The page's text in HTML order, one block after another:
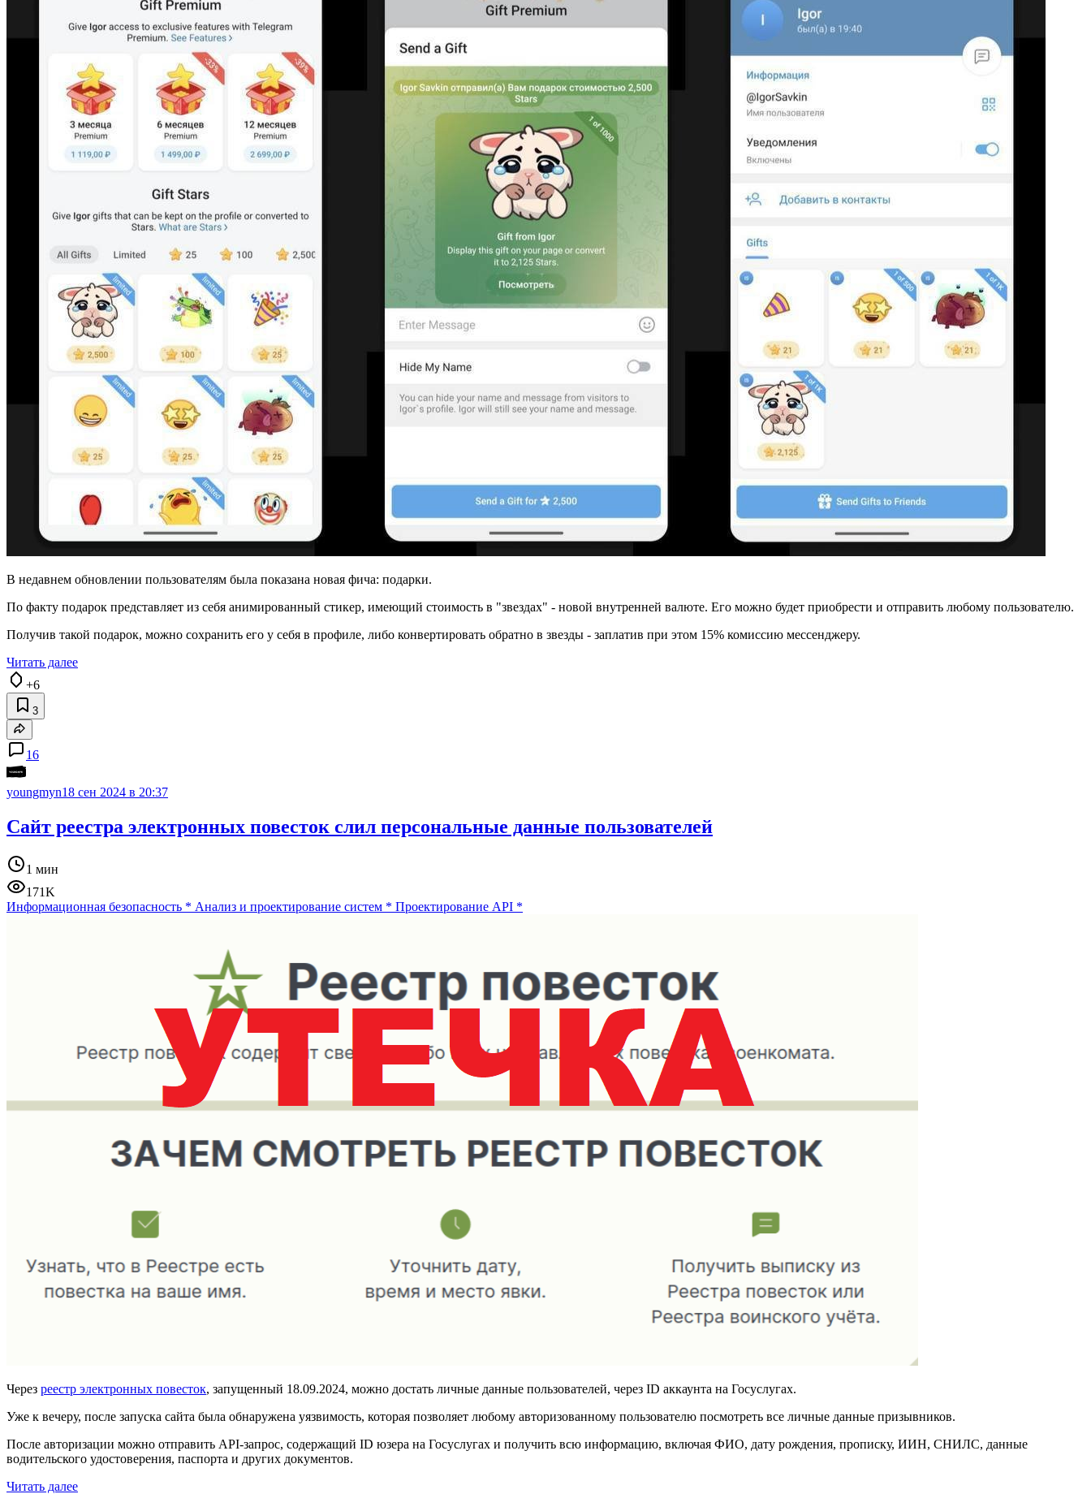
В недавнем обновлении пользователям была показана новая фича: подарки.
По факту подарок представляет из себя анимированный стикер, имеющий стоимость в "звездах" - новой внутренней валюте. Его можно будет приобрести и отправить любому пользователю.
Получив такой подарок, можно сохранить его у себя в профиле, либо конвертировать обратно в звезды - заплатив при этом 15% комиссию мессенджеру.
Читать далее
+6
3
16
youngmyn18 сен 2024 в 20:37
Сайт реестра электронных повесток слил персональные данные пользователей
1 мин
171K
Информационная безопасность * Анализ и проектирование систем * Проектирование API *
Через реестр электронных повесток, запущенный 18.09.2024, можно достать личные данные пользователей, через ID аккаунта на Госуслугах.
Уже к вечеру, после запуска сайта была обнаружена уязвимость, которая позволяет любому авторизованному пользователю посмотреть все личные данные призывников.
После авторизации можно отправить API-запрос, содержащий ID юзера на Госуслугах и получить всю информацию, включая ФИО, дату рождения, прописку, ИИН, СНИЛС, данные
водительского удостоверения, паспорта и других документов.
Читать далее